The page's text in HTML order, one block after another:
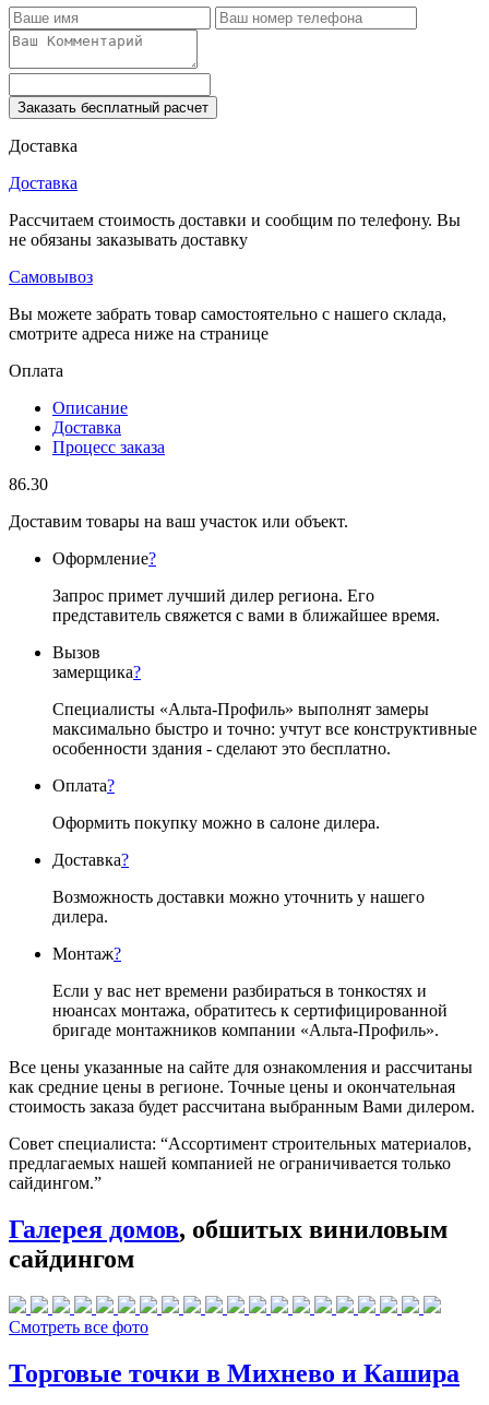
Заказать бесплатный расчет
Доставка
Доставка
Рассчитаем стоимость доставки и сообщим по телефону. Вы
не обязаны заказывать доставку
Самовывоз
Вы можете забрать товар самостоятельно с нашего склада,
смотрите адреса ниже на странице
Оплата
Описание
Доставка
Процесс заказа
86.30
Доставим товары на ваш участок или объект.
Оформление?
Запрос примет лучший дилер региона. Его
представитель свяжется с вами в ближайшее время.
Вызов
замерщика?
Специалисты «Альта-Профиль» выполнят замеры
максимально быстро и точно: учтут все конструктивные
особенности здания - сделают это бесплатно.
Оплата?
Оформить покупку можно в салоне дилера.
Доставка?
Возможность доставки можно уточнить у нашего
дилера.
Монтаж?
Если у вас нет времени разбираться в тонкостях и
нюансах монтажа, обратитесь к сертифицированной
бригаде монтажников компании «Альта-Профиль».
Все цены указанные на сайте для ознакомления и рассчитаны
как средние цены в регионе. Точные цены и окончательная
стоимость заказа будет рассчитана выбранным Вами дилером.
Совет специалиста: “Ассортимент строительных материалов,
предлагаемых нашей компанией не ограничивается только
сайдингом.”
Галерея домов, обшитых виниловым
сайдингом
Смотреть все фото
Торговые точки в Михнево и Кашира